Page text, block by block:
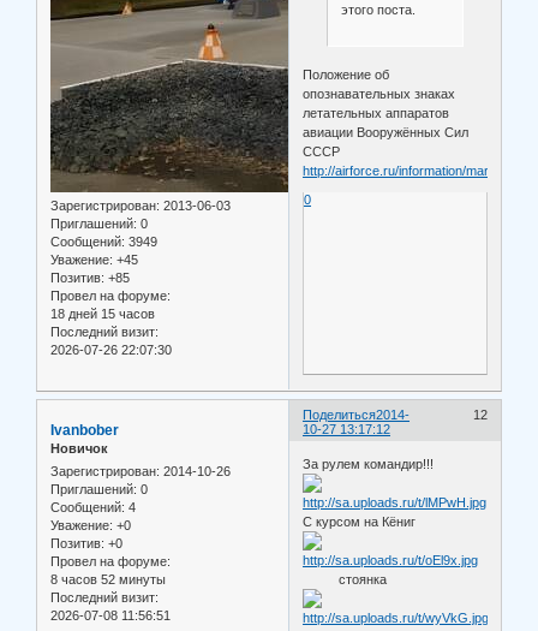
Зарегистрирован: 2013-06-03
Приглашений: 0
Сообщений: 3949
Уважение: +45
Позитив: +85
Провел на форуме:
18 дней 15 часов
Последний визит:
2026-07-26 22:07:30
этого поста.
Положение об
опознавательных знаках
летательных аппаратов
авиации Вооружённых Сил
СССР
http://airforce.ru/information/marking/
0
Поделиться 12
2014-
10-27 13:17:12
Ivanbober
Новичок
Зарегистрирован: 2014-10-26
Приглашений: 0
Сообщений: 4
Уважение: +0
Позитив: +0
Провел на форуме:
8 часов 52 минуты
Последний визит:
2026-07-08 11:56:51
За рулем командир!!!
С курсом на Кёниг
стоянка